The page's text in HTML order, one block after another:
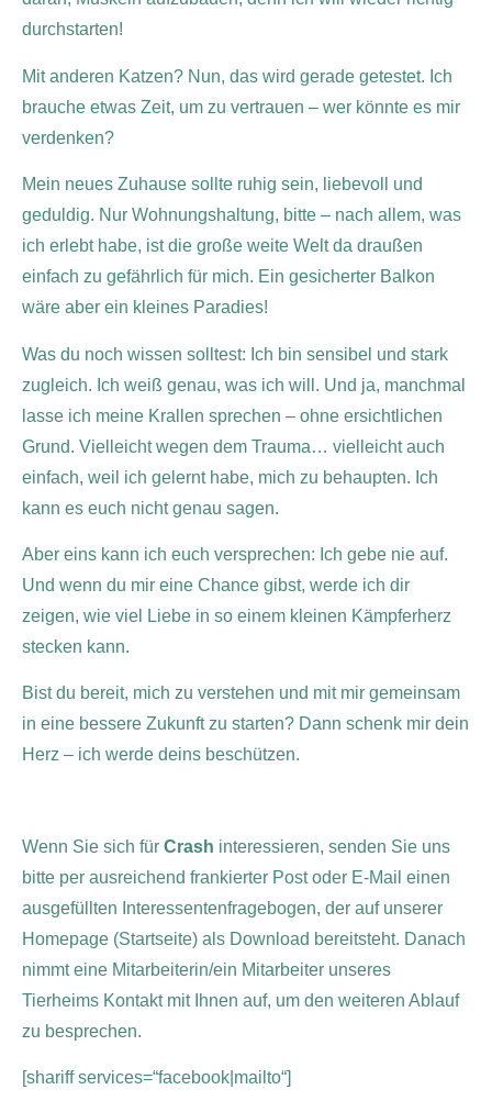
durchstarten!
Mit anderen Katzen? Nun, das wird gerade getestet. Ich
brauche etwas Zeit, um zu vertrauen – wer könnte es mir
verdenken?
Mein neues Zuhause sollte ruhig sein, liebevoll und
geduldig. Nur Wohnungshaltung, bitte – nach allem, was
ich erlebt habe, ist die große weite Welt da draußen
einfach zu gefährlich für mich. Ein gesicherter Balkon
wäre aber ein kleines Paradies!
Was du noch wissen solltest: Ich bin sensibel und stark
zugleich. Ich weiß genau, was ich will. Und ja, manchmal
lasse ich meine Krallen sprechen – ohne ersichtlichen
Grund. Vielleicht wegen dem Trauma… vielleicht auch
einfach, weil ich gelernt habe, mich zu behaupten. Ich
kann es euch nicht genau sagen.
Aber eins kann ich euch versprechen: Ich gebe nie auf.
Und wenn du mir eine Chance gibst, werde ich dir
zeigen, wie viel Liebe in so einem kleinen Kämpferherz
stecken kann.
Bist du bereit, mich zu verstehen und mit mir gemeinsam
in eine bessere Zukunft zu starten? Dann schenk mir dein
Herz – ich werde deins beschützen.
Wenn Sie sich für Crash interessieren, senden Sie uns
bitte per ausreichend frankierter Post oder E-Mail einen
ausgefüllten Interessentenfragebogen, der auf unserer
Homepage (Startseite) als Download bereitsteht. Danach
nimmt eine Mitarbeiterin/ein Mitarbeiter unseres
Tierheims Kontakt mit Ihnen auf, um den weiteren Ablauf
zu besprechen.
[shariff services=“facebook|mailto“]